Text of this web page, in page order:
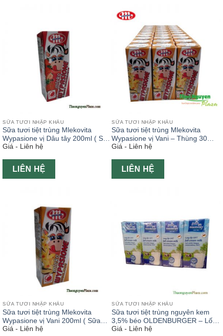
SỮA TƯƠI NHẬP KHẨU
Sữa tươi tiệt trùng Mlekovita
Wypasione vị Dâu tây 200ml ( Sữa
tươi Ba Lan )
Giá - Liên hệ
LIÊN HỆ
SỮA TƯƠI NHẬP KHẨU
Sữa tươi tiệt trùng Mlekovita
Wypasione vị Vani – Thùng 30
hộp x 200ml
Giá - Liên hệ
LIÊN HỆ
SỮA TƯƠI NHẬP KHẨU
Sữa tươi tiệt trùng Mlekovita
Wypasione vị Vani 200ml ( Sữa
tươi Ba Lan )
Giá - Liên hệ
SỮA TƯƠI NHẬP KHẨU
Sữa tươi tiệt trùng nguyên kem
3,5% béo OLDENBURGER – Lốc
4 x 200ml ( Sữa tươi ngoại )
Giá - Liên hệ